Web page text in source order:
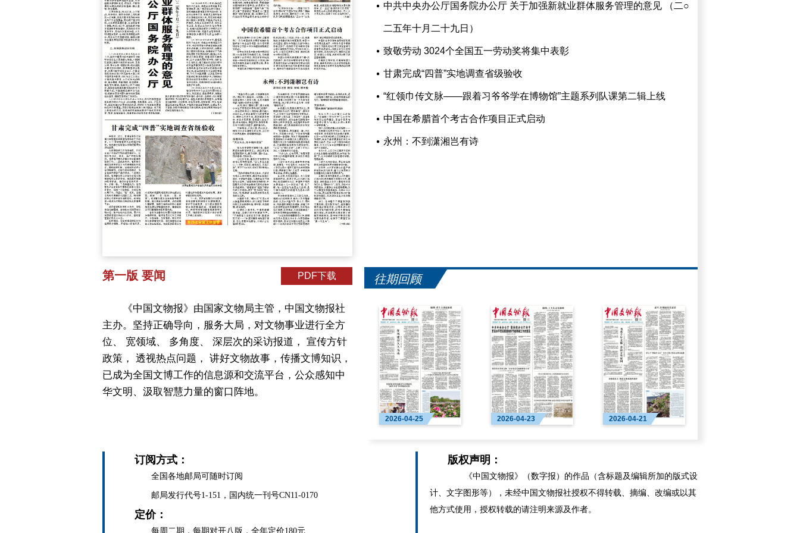
第一版 要闻 PDF下载
《中国文物报》由国家文物局主管，中国文物报社
主办。坚持正确导向，服务大局，对文物事业进行全方
位、 宽领域、 多角度、 深层次的采访报道， 宣传方针
政策， 透视热点问题， 讲好文物故事，传播文博知识，
已成为全国文博工作的信息源和交流平台，公众感知中
华文明、汲取智慧力量的窗口阵地。
中共中央办公厅国务院办公厅 关于加强新就业群体服务管理的意见 （二○
二五年十月二十九日）
致敬劳动 3024个全国五一劳动奖将集中表彰
甘肃完成“四普”实地调查省级验收
“红领巾传文脉——跟着习爷爷学在博物馆”主题系列队课第二辑上线
中国在希腊首个考古合作项目正式启动
永州：不到潇湘岂有诗
往期回顾
2026-04-25 2026-04-23 2026-04-21
订阅方式：
全国各地邮局可随时订阅
邮局发行代号1-151，国内统一刊号CN11-0170
定价：
每周二期，每期对开八版，全年定价180元
版权声明：
《中国文物报》（数字报）的作品（含标题及编辑所加的版式设
计、文字图形等），未经中国文物报社授权不得转载、摘编、改编或以其
他方式使用，授权转载的请注明来源及作者。